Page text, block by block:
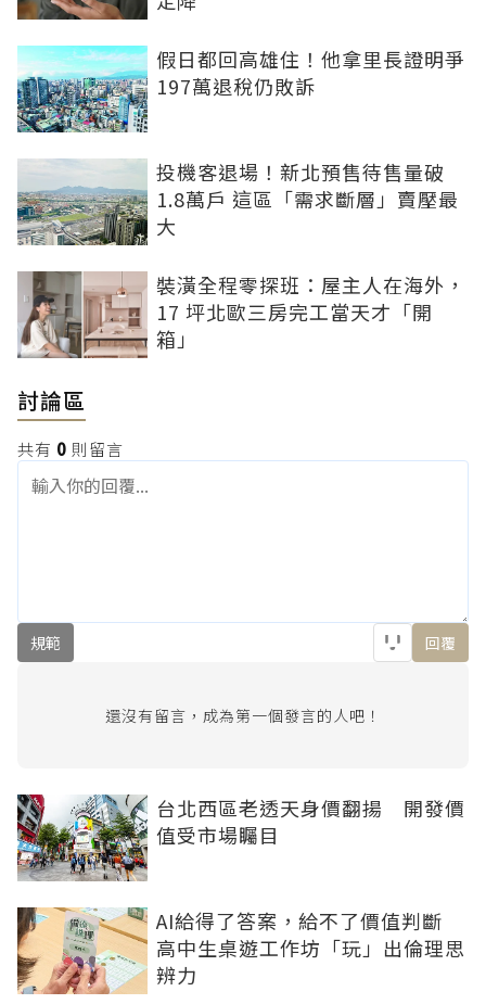
假日都回高雄住！他拿里長證明爭
197萬退稅仍敗訴
投機客退場！新北預售待售量破
1.8萬戶 這區「需求斷層」賣壓最
大
裝潢全程零探班：屋主人在海外，
17 坪北歐三房完工當天才「開
箱」
討論區
共有 0 則留言
規範 回覆
還沒有留言，成為第一個發言的人吧！
台北西區老透天身價翻揚 開發價
值受市場矚目
AI給得了答案，給不了價值判斷
高中生桌遊工作坊「玩」出倫理思
辨力